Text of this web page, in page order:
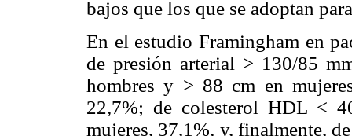
bajos que los que se adoptan
En el estudio Framingham en
de presión arterial > 130/85
hombres y > 88 cm en
22,7%; de colesterol HDL <
mujeres, 37,1%, y, finalmente,